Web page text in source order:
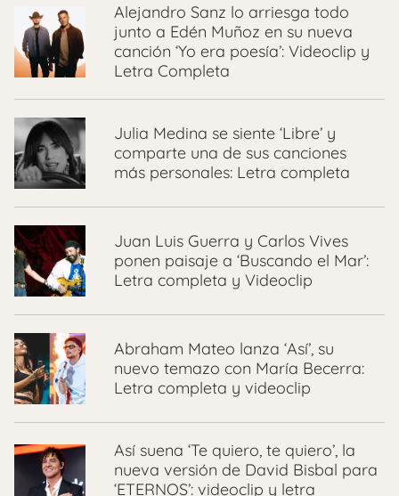
Alejandro Sanz lo arriesga todo
junto a Edén Muñoz en su nueva
canción ‘Yo era poesía’: Videoclip y
Letra Completa
Julia Medina se siente ‘Libre’ y
comparte una de sus canciones
más personales: Letra completa
Juan Luis Guerra y Carlos Vives
ponen paisaje a ‘Buscando el Mar’:
Letra completa y Videoclip
Abraham Mateo lanza ‘Así’, su
nuevo temazo con María Becerra:
Letra completa y videoclip
Así suena ‘Te quiero, te quiero’, la
nueva versión de David Bisbal para
‘ETERNOS’: videoclip y letra